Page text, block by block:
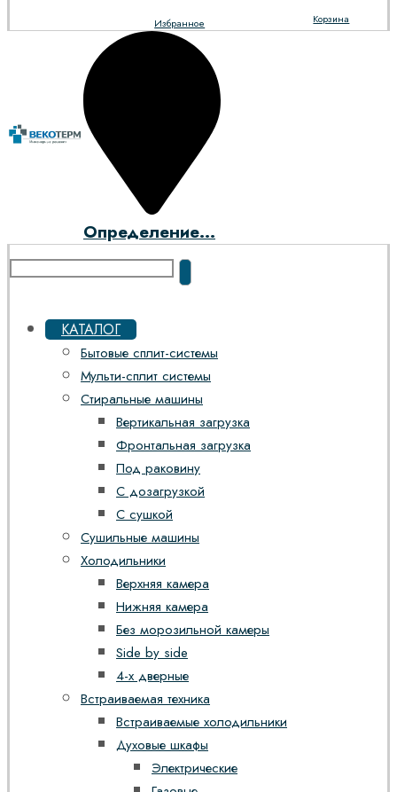
Корзина
Избранное
Определение...
КАТАЛОГ
Бытовые сплит-системы
Мульти-сплит системы
Стиральные машины
Вертикальная загрузка
Фронтальная загрузка
Под раковину
С дозагрузкой
С сушкой
Сушильные машины
Холодильники
Верхняя камера
Нижняя камера
Без морозильной камеры
Side by side
4-х дверные
Встраиваемая техника
Встраиваемые холодильники
Духовые шкафы
Электрические